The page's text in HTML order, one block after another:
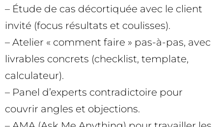
– Étude de cas décortiquée avec le client
invité (focus résultats et coulisses).
– Atelier « comment faire » pas-à-pas, avec
livrables concrets (checklist, template,
calculateur).
– Panel d’experts contradictoire pour
couvrir angles et objections.